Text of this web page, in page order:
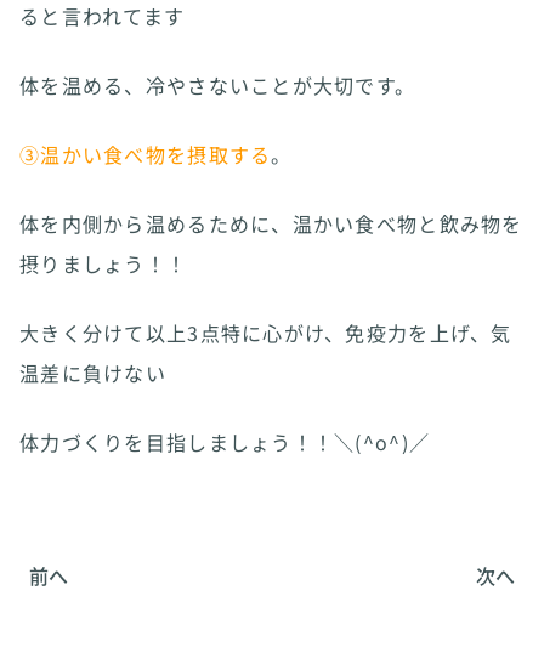
ると言われてます
体を温める、冷やさないことが大切です。
③温かい食べ物を摂取する。
体を内側から温めるために、温かい食べ物と飲み物を
摂りましょう！！
大きく分けて以上3点特に心がけ、免疫力を上げ、気
温差に負けない
体力づくりを目指しましょう！！＼(^o^)／
前へ 次へ